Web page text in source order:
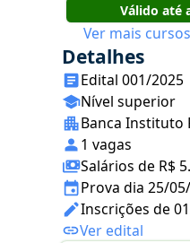
Válido até
Ver mais
Detalhes
Edital 001/2025
Nível superior
Banca Instituto
1 vagas
Salários de R$
Prova dia 25/
Inscrições de
Ver edital